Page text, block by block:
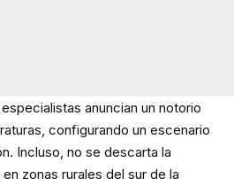
anuncian un notorio
configurando un escenario
Incluso, no se descarta la
zonas rurales del sur de la